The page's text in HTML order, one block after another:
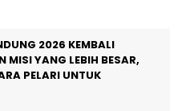
2026 KEMBALI
MISI YANG LEBIH BESAR,
PELARI UNTUK